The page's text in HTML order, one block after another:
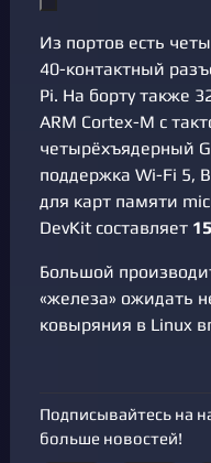
Из портов есть
40-контактный
Pi. На борту также
ARM Cortex-M с
четырёхъядерный
поддержка Wi-Fi 5,
для карт памяти
DevKit составляет
Большой
«железа» ожидать
ковыряния в Linux
Подписывайтесь на
больше новостей!